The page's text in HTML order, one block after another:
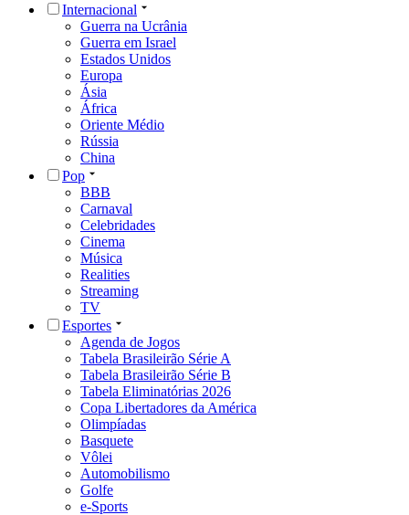
Internacional
Guerra na Ucrânia
Guerra em Israel
Estados Unidos
Europa
Ásia
África
Oriente Médio
Rússia
China
Pop
BBB
Carnaval
Celebridades
Cinema
Música
Realities
Streaming
TV
Esportes
Agenda de Jogos
Tabela Brasileirão Série A
Tabela Brasileirão Série B
Tabela Eliminatórias 2026
Copa Libertadores da América
Olimpíadas
Basquete
Vôlei
Automobilismo
Golfe
e-Sports